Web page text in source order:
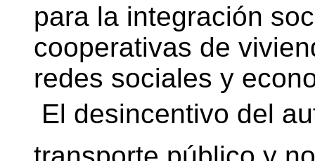
para la integración
cooperativas de
redes sociales y
 El desincentivo del